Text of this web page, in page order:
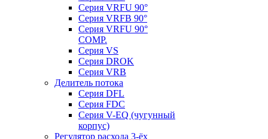
Серия VRFU 90°
Серия VRFB 90°
Серия VRFU 90°
COMP.
Серия VS
Серия DROK
Серия VRB
Делитель потока
Серия DFL
Серия FDC
Серия V-EQ (чугунный
корпус)
Регулятор расхода 3-ёх